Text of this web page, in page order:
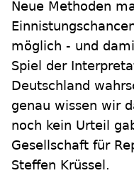
Neue Methoden
möglich - und
Spiel der
Deutschland
genau wissen wir
noch kein Urteil
Gesellschaft für
Steffen Krüssel.